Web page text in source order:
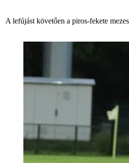
A lefújást követően a piros-fekete